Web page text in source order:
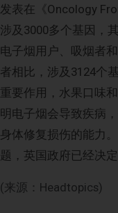
发表在《Oncology
涉及3000多个基因，
电子烟用户、吸烟者
者相比，涉及3124个
重要作用，水果口味
明电子烟会导致疾病
身体修复损伤的能力
题，英国政府已经决
(来源：Headtopics)